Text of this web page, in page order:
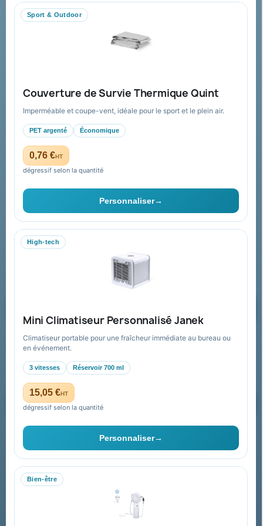
Sport & Outdoor
Couverture de Survie Thermique Quint
Imperméable et coupe-vent, idéale pour le sport et le plein air.
PET argenté Économique
0,76 €HT
dégressif selon la quantité
Personnaliser→
High-tech
Mini Climatiseur Personnalisé Janek
Climatiseur portable pour une fraîcheur immédiate au bureau ou
en événement.
3 vitesses Réservoir 700 ml
15,05 €HT
dégressif selon la quantité
Personnaliser→
Bien-être
Nous contacter
FAQ sur Promenoch Goodies Pub France
Conditions de retour
Paiement sécurisé
Plan du site
Contact & devis
06 09 53 17 41
WhatsApp
equipe@promenoch-goodies.com
Recevez nos offres spéciales
Vous pouvez vous désinscrire à tout moment. Vous trouverez pour
cela nos informations de contact dans les conditions d'utilisation du
site.
Collectivités & administrations
Devis, mandat administratif et facturation Chorus Pro